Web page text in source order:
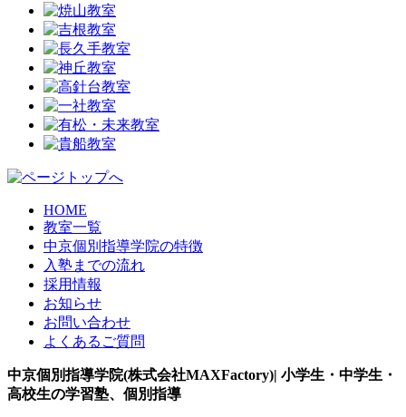
HOME
教室一覧
中京個別指導学院の特徴
入塾までの流れ
採用情報
お知らせ
お問い合わせ
よくあるご質問
中京個別指導学院(株式会社MAXFactory)| 小学生・中学生・
高校生の学習塾、個別指導